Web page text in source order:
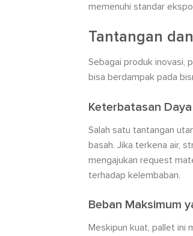
memenuhi standar
Tantangan
Sebagai produk inovasi,
bisa berdampak pada
Keterbatasan
Salah satu tantangan
basah. Jika terkena air,
mengajukan request
terhadap kelembaban.
Beban Maksimum
Meskipun kuat, pallet ini